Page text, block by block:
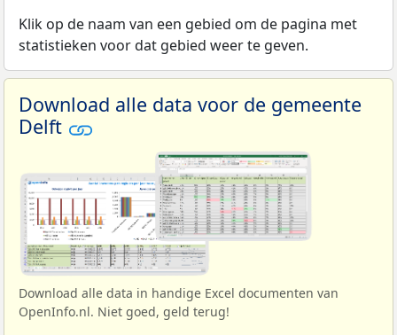
Klik op de naam van een gebied om de pagina met
statistieken voor dat gebied weer te geven.
Download alle data voor de gemeente
Delft
Download alle data in handige Excel documenten van
OpenInfo.nl. Niet goed, geld terug!